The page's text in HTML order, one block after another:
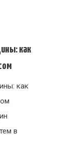
как
как
в